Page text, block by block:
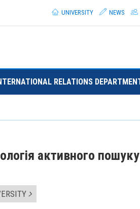
UNIVERSITY
NEWS
RELATIONS
активного пошуку